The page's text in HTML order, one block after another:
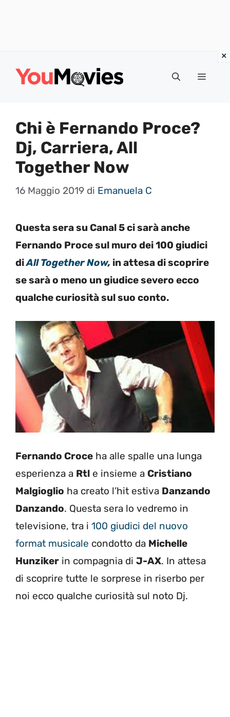
Menu
Chi è Fernando Proce?
Dj, Carriera, All
Together Now
16 Maggio 2019 di Emanuela C
Questa sera su Canal 5 ci sarà anche
Fernando Proce sul muro dei 100 giudici
diAll Together Now, in attesa di scoprire
se sarà o meno un giudice severo ecco
qualche curiosità sul suo conto.
Fernando Croce ha alle spalle una lunga
esperienza a Rtl e insieme a Cristiano
Malgioglio ha creato l’hit estiva Danzando
Danzando. Questa sera lo vedremo in
televisione, tra i 100 giudici del nuovo
format musicale condotto da Michelle
Hunziker in compagnia di J-AX. In attesa
di scoprire tutte le sorprese in riserbo per
noi ecco qualche curiosità sul noto Dj.